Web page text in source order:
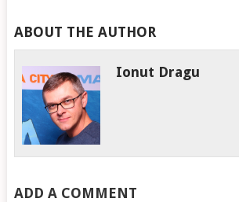
ABOUT THE AUTHOR
Ionut Dragu
ADD A COMMENT